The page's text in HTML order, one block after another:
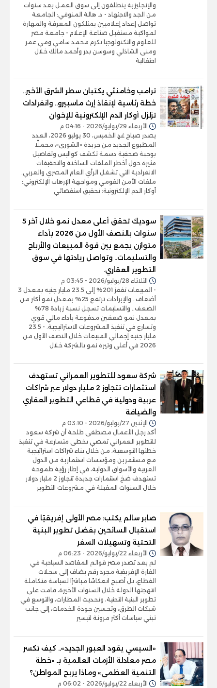
والإنجليزية ينطلقون إلى سوق العمل بعد سنوات
من الجد والاجتهاد - د. هالة المنوفي: الجامعة
تواصل إعداد إعلاميين يمتلكون المعرفة والمهارة
لمواكبة مستقبل صناعة الإعلام - جامعة مصر
للعلوم والتكنولوجيا تكرم محمد سامي ومي عمر
ومنى الشاذلي وسوسن بدر وأحمد مالك خلال
احتفالية
ترامب وخامنئي يكتبان سطر الشرق الأخير..
خطة رئاسية لإنقاذ إرث ماسبيرو.. وانفرادات
تزلزل أوكار الدم الإلكترونية للإخوان
الأربعاء 29/يوليو/2026 - 04:16 م
يصدر صباح غدٍ الخميس، 30 يوليو 2026، العدد
المطبوع الجديد من جريدة «الشورى»، محملًا
بوجبة صحفية دسمة تكشف كواليس وتفاصيل
مثيرة حول أخطر الملفات الساخنة والتحقيقات
الانفرادية التي تشغل الرأي العام المصري والعربي.
ملفات الأمن القومي ومواجهة الإرهاب الإلكتروني:
أوكار الدم الإلكترونية: تحقيق استقصائي
سوديك تحقق أعلى معدل نمو خلال آخر 5
سنوات بالنصف الأول من 2026 بأداء
متوازن يجمع بين قوة المبيعات والأرباح
والتسليمات.. وتواصل ريادتها في سوق
التطوير العقاري.
الثلاثاء 28/يوليو/2026 - 03:45 م
- المبيعات تقفز 201% إلى 23.5 مليار جنيه بمعدل 3
أضعاف.. والإيرادات ترتفع 25% بمعدل نمو أكثر من
الضعف.. والتسليمات تسجل نسبة زيادة 78%
بمعدل نمو ضعفين مدفوعة بأداء مالي قوي
وتسارع في تنفيذ المشروعات الاستراتيجية. - 23.5
مليار جنيه إجمالي المبيعات خلال النصف الأول من
2026 في أعلى وتيرة نمو بالشركة خلال
شركة سعود للتطوير العمراني تستهدف
استثمارات تتجاوز 2 مليار دولار عبر شراكات
عربية ودولية في قطاعي التطوير العقاري
والضيافة
الإثنين 27/يوليو/2026 - 03:10 م
أكد رجل الأعمال مصطفى طلحة أن شركة سعود
للتطوير العمراني تمضي بخطى متسارعة في تنفيذ
خطتها التوسعية، من خلال بناء شراكات استراتيجية
مع مستثمرين ومؤسسات استثمارية من الدول
العربية والأسواق الدولية، في إطار رؤية طموحة
تستهدف ضخ استثمارات جديدة تتجاوز 2 مليار دولار
خلال السنوات المقبلة في مشروعات التطوير
صابر سالم يكتب: مصر الأولى إفريقيًا في
استقبال السائحين بفضل تطوير البنية
التحتية وتسهيلات السفر
الأربعاء 22/يوليو/2026 - 06:23 م
لم يعد تصدر مصر قوائم المقاصد السياحية في
القارة الإفريقية مجرد رقم يضاف إلى سجلات
القطاع، بل أصبح انعكاسًا مباشرًا لسياسة متكاملة
انتهجتها الدولة خلال السنوات الأخيرة، قامت على
تطوير البنية التحتية، وتحديث المطارات، والتوسع في
شبكات الطرق، وتحسين جودة الخدمات، إلى جانب
تبني سياسات أكثر مرونة لتيسير
«السيسي يقود العبور الجديد».. كيف تكسر
مصر معادلة الأزمات العالمية بـ «خطة
التنمية العظمى» وماذا يربح المواطن؟
الأربعاء 22/يوليو/2026 - 06:02 م